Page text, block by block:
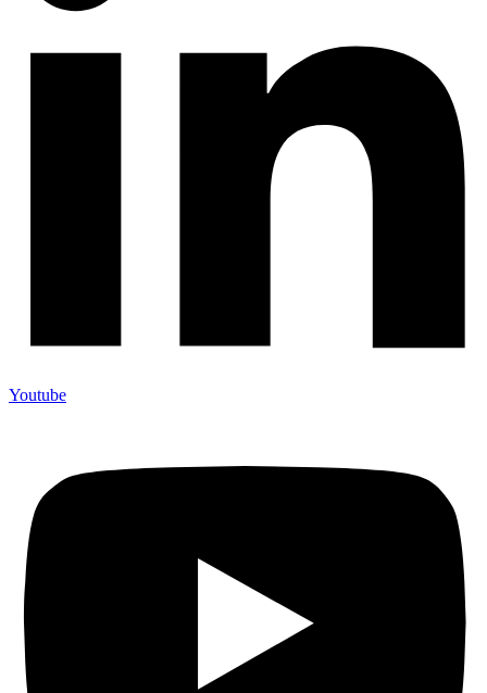
Youtube